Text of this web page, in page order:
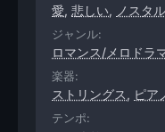
愛, 悲しい, ノスタ
ジャンル:
ロマンス/メロドラ
楽器:
ストリングス , ピア
テンポ: